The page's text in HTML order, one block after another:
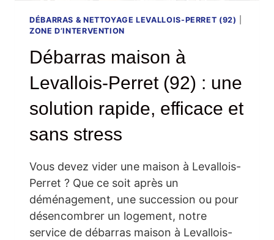
DÉBARRAS & NETTOYAGE LEVALLOIS-PERRET (92)
ZONE D’INTERVENTION
Débarras maison à
Levallois-Perret (92) : une
solution rapide, efficace et
sans stress
Vous devez vider une maison à Levallois-
Perret ? Que ce soit après un
déménagement, une succession ou pour
désencombrer un logement, notre
service de débarras maison à Levallois-